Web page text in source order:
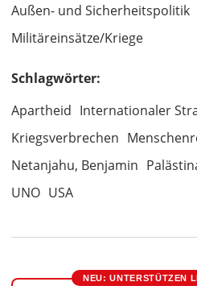
Außen- und Sicherheitspolitik
Militäreinsätze/Kriege
Schlagwörter:
Apartheid Internationaler
Kriegsverbrechen
Netanjahu, Benjamin
UNO USA
NEU: UNTERSTÜTZEN